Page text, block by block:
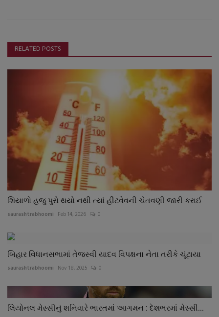
RELATED POSTS
શિયાળો હજુ પુરો થયો નથી ત્યાં હીટવેવની ચેતવણી જારી કરાઈ
saurashtrabhoomi Feb 14, 2026 0
બિહાર વિધાનસભામાં તેજસ્વી યાદવ વિપક્ષના નેતા તરીકે ચૂંટાયા
saurashtrabhoomi Nov 18, 2025 0
લિયોનલ મેસ્સીનું શનિવારે ભારતમાં આગમન : દેશભરમાં મેસ્સી...